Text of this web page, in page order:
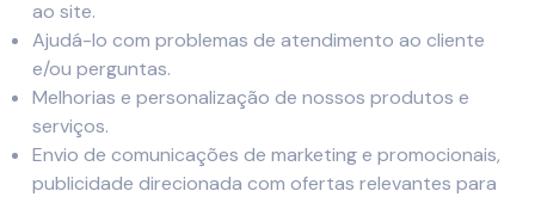
ao site.
Ajudá-lo com problemas de atendimento ao cliente
e/ou perguntas.
Melhorias e personalização de nossos produtos e
serviços.
Envio de comunicações de marketing e promocionais,
publicidade direcionada com ofertas relevantes para